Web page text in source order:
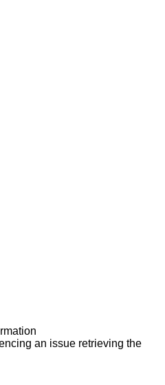
an issue retrieving the